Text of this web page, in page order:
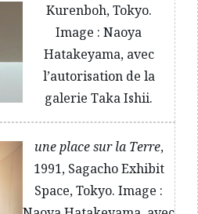
Kurenboh, Tokyo.
Image : Naoya
Hatakeyama, avec
l’autorisation de la
galerie Taka Ishii.
une place sur la Terre,
1991, Sagacho Exhibit
Space, Tokyo. Image :